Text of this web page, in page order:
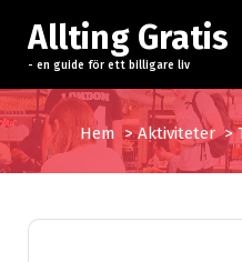
p
a
t
i
Allting Gratis
- en guide för ett billigare liv
Hem >Aktiviteter>